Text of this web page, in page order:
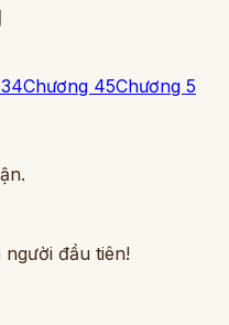
4Chương 45Chương 5
đầu tiên!